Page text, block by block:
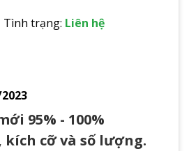
Tình trạng: Liên hệ
95% - 100%
kích cỡ và số lượng.